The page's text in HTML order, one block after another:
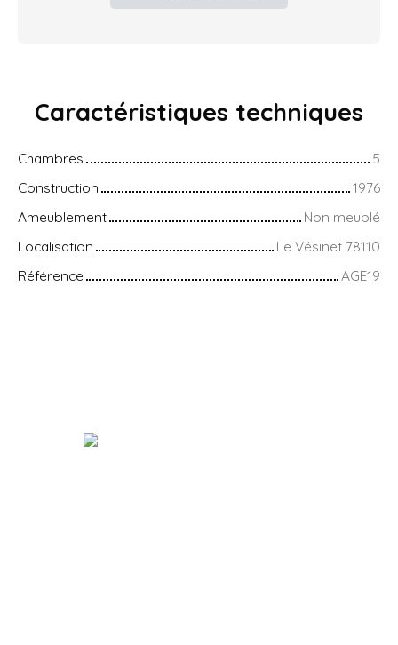
Caractéristiques techniques
Chambres
5
Construction
1976
Ameublement
Non meublé
Localisation
Le Vésinet 78110
Référence
AGE19